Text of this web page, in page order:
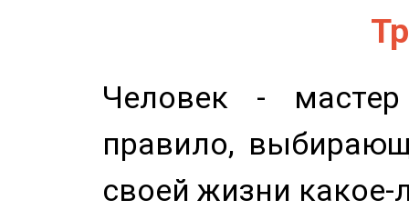
Человек -
правило,
своей жизни какое-